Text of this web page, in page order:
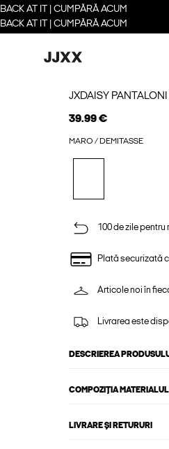
BACK AT IT | CUMPĂRĂ ACUM
BACK AT IT | CUMPĂRĂ ACUM
JXDAISY PANTALONI
39.99 €
MARO / DEMITASSE
100 de zile pentru
Plată securizată
Articole noi în
Livrarea este
DESCRIEREA
COMPOZIȚIA
LIVRARE ȘI RETURURI